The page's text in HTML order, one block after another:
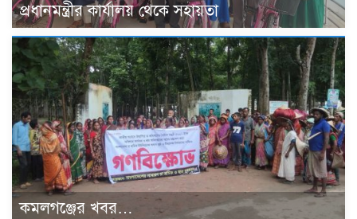
প্রধানমন্ত্রীর কার্যালয় থেকে সহায়তা
কমলগঞ্জের খবর…